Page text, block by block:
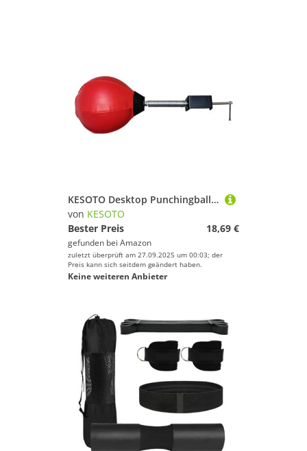
KESOTO Desktop Punchingball, Sport Fähigkeitsverstärker, Fitness für Fitnessstudio An Arbeitstheken
von KESOTO
Bester Preis
18,69 €
gefunden bei Amazon
zuletzt überprüft am 27.09.2025 um 00:03; der
Preis kann sich seitdem geändert haben.
Keine weiteren Anbieter